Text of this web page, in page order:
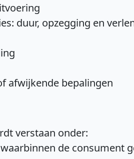
duur, opzegging en
afwijkende bepalingen
verstaan onder:
de consument